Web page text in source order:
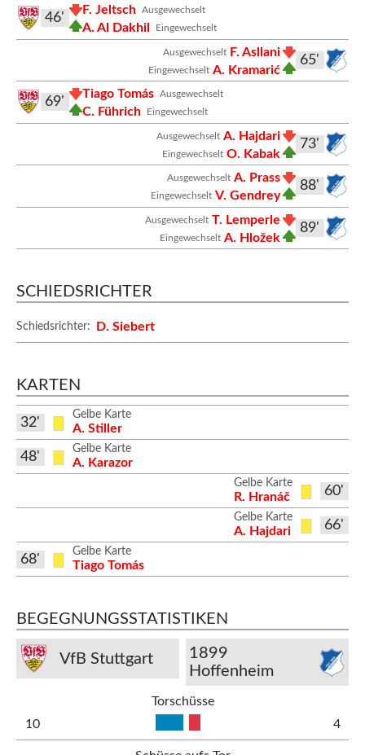
Ausgewechselt
F. Jeltsch
Eingewechselt
A. Al Dakhil
46'
65'
Ausgewechselt F. Asllani
Eingewechselt A. Kramarić
Ausgewechselt
Tiago Tomás
Eingewechselt
C. Führich
69'
73'
Ausgewechselt A. Hajdari
Eingewechselt O. Kabak
88'
Ausgewechselt A. Prass
Eingewechselt V. Gendrey
89'
Ausgewechselt T. Lemperle
Eingewechselt A. Hložek
SCHIEDSRICHTER
Schiedsrichter: D. Siebert
KARTEN
Gelbe Karte
A. Stiller
32'
Gelbe Karte
A. Karazor
48'
60'
Gelbe Karte
R. Hranáč
66'
Gelbe Karte
A. Hajdari
Gelbe Karte
Tiago Tomás
68'
BEGEGNUNGSSTATISTIKEN
VfB Stuttgart
1899
Hoffenheim
Torschüsse
10
4